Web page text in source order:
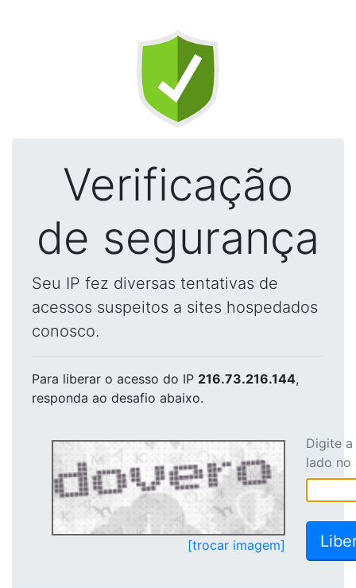
Verificação
de segurança
Seu IP fez diversas tentativas de
acessos suspeitos a sites hospedados
conosco.
Para liberar o acesso do IP 216.73.216.144,
responda ao desafio abaixo.
[trocar imagem]
Digite
lado no